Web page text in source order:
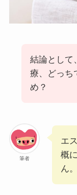
結論として
療、どっち
め？
筆者
エ
概
ん。